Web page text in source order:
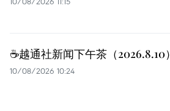
☕️越通社新闻下午茶（2026.8.10）
10/08/2026 10:24